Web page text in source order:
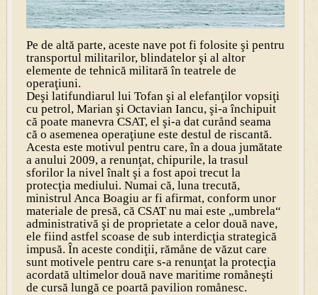
Pe de altă parte, aceste nave pot fi folosite şi pentru
transportul militarilor, blindatelor şi al altor
elemente de tehnică militară în teatrele de
operaţiuni.
Deşi latifundiarul lui Tofan şi al elefanţilor vopsiţi
cu petrol, Marian şi Octavian Iancu, şi-a închipuit
că poate manevra CSAT, el şi-a dat curånd seama
că o asemenea operaţiune este destul de riscantă.
Acesta este motivul pentru care, în a doua jumătate
a anului 2009, a renunţat, chipurile, la trasul
sforilor la nivel înalt şi a fost apoi trecut la
protecţia mediului. Numai că, luna trecută,
ministrul Anca Boagiu ar fi afirmat, conform unor
materiale de presă, că CSAT nu mai este „umbrela“
administrativă şi de proprietate a celor două nave,
ele fiind astfel scoase de sub interdicţia strategică
impusă. În aceste condiţii, rămåne de văzut care
sunt motivele pentru care s-a renunţat la protecţia
acordată ultimelor două nave maritime romåneşti
de cursă lungă ce poartă pavilion romånesc.